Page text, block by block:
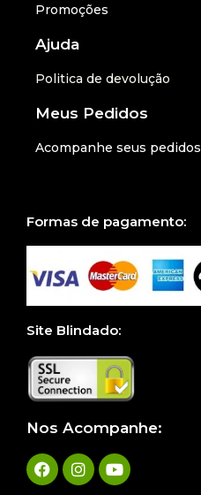
Promoções
Ajuda
Politica de devolução
Meus Pedidos
Acompanhe seus pedidos
Formas de pagamento:
Site Blindado:
Nos Acompanhe: